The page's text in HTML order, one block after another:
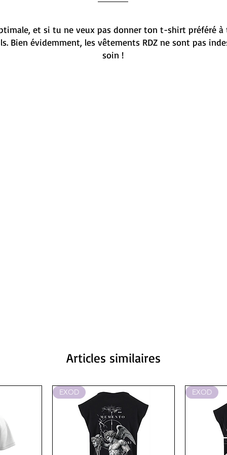
et si tu ne veux pas donner ton t-shirt préféré à
Bien évidemment, les vêtements RDZ ne sont pas
soin !
Articles similaires
EXOD EXOD